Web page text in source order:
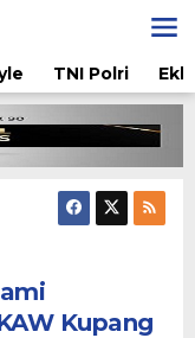
TNI Polri
Kupang